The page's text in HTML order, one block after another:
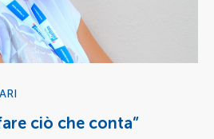
ciò che conta”